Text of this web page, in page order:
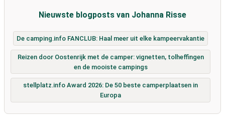
Nieuwste blogposts van Johanna Risse
De camping.info FANCLUB: Haal meer uit elke kampeervakantie
Reizen door Oostenrijk met de camper: vignetten, tolheffingen
en de mooiste campings
stellplatz.info Award 2026: De 50 beste camperplaatsen in
Europa